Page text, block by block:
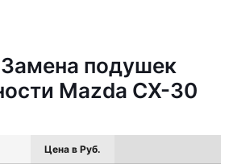
подушек
Mazda CX-30
Цена в Руб.